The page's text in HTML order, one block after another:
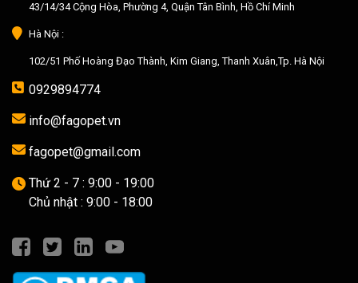
43/14/34 Cộng Hòa, Phường 4, Quận Tân Bình, Hồ Chí Minh
Hà Nội :
102/51 Phố Hoàng Đạo Thành, Kim Giang, Thanh Xuân,Tp. Hà Nội
0929894774
info@fagopet.vn
fagopet@gmail.com
Thứ 2 - 7 : 9:00 - 19:00
Chủ nhật : 9:00 - 18:00